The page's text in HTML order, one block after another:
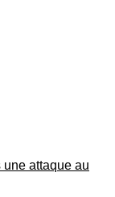
une attaque au